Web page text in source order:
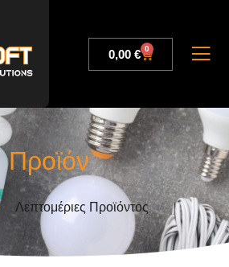
0,00 € 0
Προϊόν
Λεπτομέριες Προϊόντος